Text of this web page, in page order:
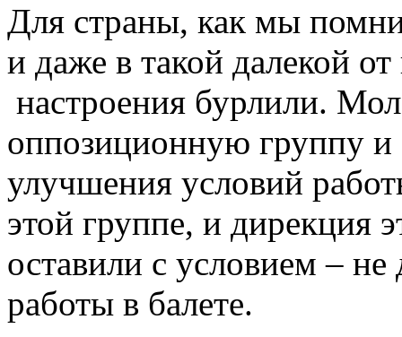
Для страны, как мы
и даже в такой далекой
настроения бурлили.
оппозиционную группу и
улучшения условий
этой группе, и дирекция
оставили с условием –
работы в балете.